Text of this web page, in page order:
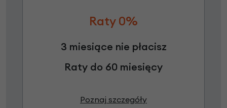
Raty 0%
3 miesiące nie płacisz
Raty do 60 miesięcy
Poznaj szczegóły